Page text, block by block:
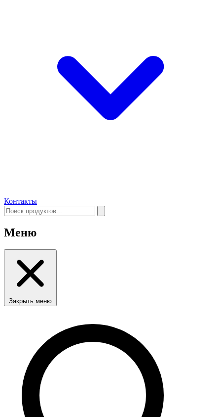
Контакты
Меню
Закрыть меню